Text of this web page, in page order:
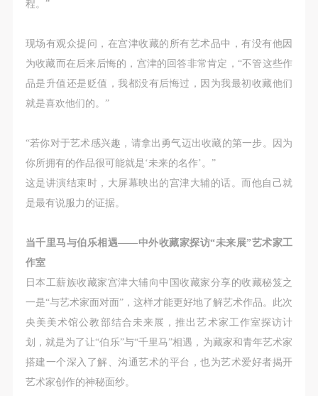
程。”
现场有观众提问，在宫津收藏的所有艺术品中，有没有他因
为收藏而在后来后悔的，宫津的回答非常肯定，“不管这些作
品是升值还是贬值，我都没有后悔过，因为我最初收藏他们
就是喜欢他们的。”
“若你对于艺术感兴趣，请拿出勇气迈出收藏的第一步。因为
你所拥有的作品很可能就是‘未来的名作’。”
这是讲演结束时，大屏幕映出的宫津大辅的话。而他自己就
是最有说服力的证据。
当千里马与伯乐相遇——中外收藏家探访“未来展”艺术家工
作室
日本工薪族收藏家宫津大辅向中国收藏家分享的收藏秘笈之
一是“与艺术家面对面”，这样才能更好地了解艺术作品。此次
央美美术馆公教部结合未来展 ，推出艺术家工作室探访计
划，就是为了让“伯乐”与“千里马”相遇，为藏家和青年艺术家
搭建一个深入了解、沟通艺术的平台，也为艺术爱好者揭开
艺术家创作的神秘面纱。
手机号码
发送验证码
手机号码将作为您的登录账号
验证码
登录
可使用雅昌艺术网会员账户登录